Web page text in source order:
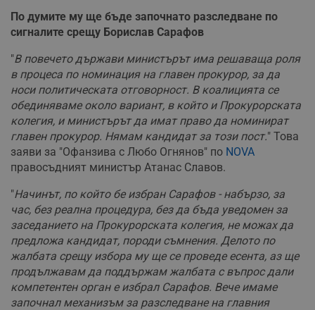
По думите му ще бъде започнато разследване по
сигналите срещу Борислав Сарафов
"В повечето държави министърът има решаваща роля
в процеса по номинация на главен прокурор, за да
носи политическата отговорност. В коалицията се
обединяваме около вариант, в който и Прокурорската
колегия, и министърът да имат право да номинират
главен прокурор. Нямам кандидат за този пост." Това
заяви за "Офанзива с Любо Огнянов" по NOVA
правосъдният министър Атанас Славов.
"Начинът, по който бе избран Сарафов - набързо, за
час, без реална процедура, без да бъда уведомен за
заседанието на Прокурорската колегия, не можах да
предложа кандидат, породи съмнения. Делото по
жалбата срещу избора му ще се проведе есента, аз ще
продължавам да поддържам жалбата с въпрос дали
компетентен орган е избрал Сарафов. Вече имаме
започнал механизъм за разследване на главния